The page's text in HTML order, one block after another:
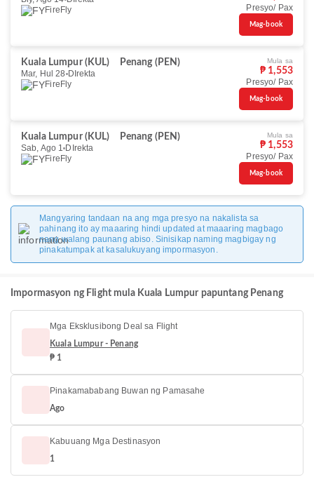
FireFly
Presyo/ Pax
Mag-book
Kuala Lumpur (KUL)
Penang (PEN)
Mar, Hul 28 DIrekta
FireFly
Mula sa
₱ 1,553
Presyo/ Pax
Mag-book
Kuala Lumpur (KUL)
Penang (PEN)
Sab, Ago 1 DIrekta
FireFly
Mula sa
₱ 1,553
Presyo/ Pax
Mag-book
Mangyaring tandaan na ang mga presyo na nakalista sa
pahinang ito ay maaaring hindi updated at maaaring magbago
nang walang paunang abiso. Sinisikap naming magbigay ng
pinakatumpak at kasalukuyang impormasyon.
Impormasyon ng Flight mula Kuala Lumpur papuntang Penang
Mga Eksklusibong Deal sa Flight
Kuala Lumpur - Penang
₱ 1
Pinakamababang Buwan ng Pamasahe
Ago
Kabuuang Mga Destinasyon
1